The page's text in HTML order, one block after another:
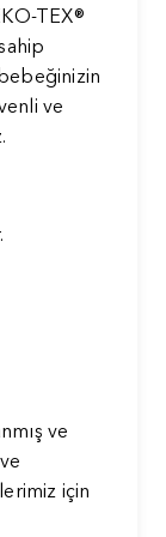
TEX®
ve
ve
için